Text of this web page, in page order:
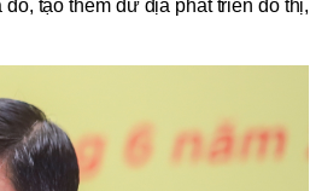
tạo thêm dư địa phát triển đô thị,